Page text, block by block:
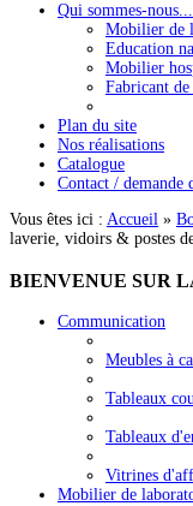
Qui sommes-nous...
Mobilier de
Education
Mobilier
Fabricant
Plan du site
Nos réalisations
Catalogue
Contact / demande
Vous êtes ici : Accueil »
laverie, vidoirs & postes
BIENVENUE SUR
Communication
Meubles à
Tableaux
Tableaux
Vitrines
Mobilier de